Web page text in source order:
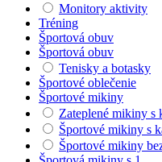
Monitory aktivity
Tréning
Športová obuv
Športová obuv
Tenisky a botasky
Športové oblečenie
Športové mikiny
Zateplené mikiny s
Športové mikiny s
Športové mikiny